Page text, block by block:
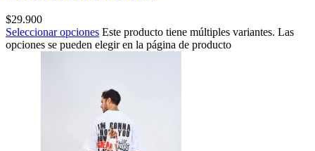
$29.900
Seleccionar opciones Este producto tiene múltiples variantes. Las
opciones se pueden elegir en la página de producto